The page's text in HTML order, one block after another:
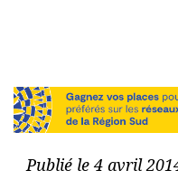
Publié le 4 avril